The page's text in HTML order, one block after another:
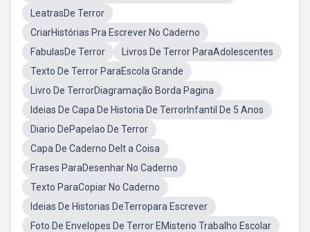
LeatrasDe Terror
CriarHistórias Pra Escrever No Caderno
FabulasDe Terror
Livros De Terror ParaAdolescentes
Texto De Terror ParaEscola Grande
Livro De TerrorDiagramação Borda Pagina
Ideias De Capa De Historia De TerrorInfantil De 5 Anos
Diario DePapelao De Terror
Capa De Caderno DeIt a Coisa
Frases ParaDesenhar No Caderno
Texto ParaCopiar No Caderno
Ideias De Historias DeTerropara Escrever
Foto De Envelopes De Terror EMisterio Trabalho Escolar